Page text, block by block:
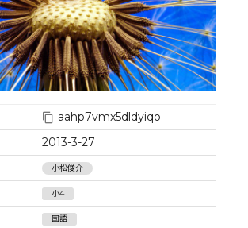
aahp7vmx5dldyiqo
2013-3-27
小松俊介
小4
国語